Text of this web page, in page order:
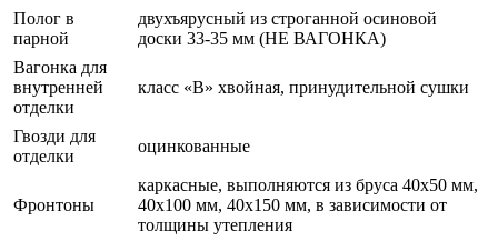
Полог в
парной
двухъярусный из строганной осиновой
доски 33-35 мм (НЕ ВАГОНКА)
Вагонка для
внутренней
отделки
класс «В» хвойная, принудительной сушки
Гвозди для
отделки
оцинкованные
Фронтоны
каркасные, выполняются из бруса 40х50 мм,
40х100 мм, 40х150 мм, в зависимости от
толщины утепления